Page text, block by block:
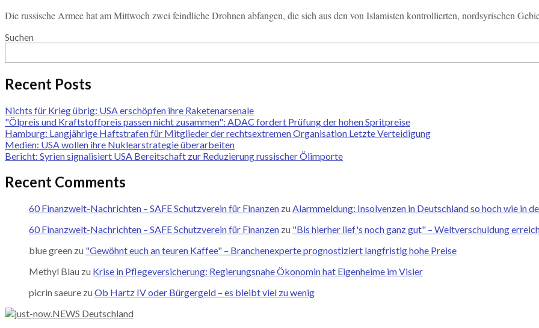
Die russische Armee hat am Mittwoch zwei feindliche Drohnen abfangen, die sich aus den von Islamisten kontrollierten, nordsyrischen
Suchen
Recent Posts
Nichts für Krieg übrig: USA erschöpfen ihre Raketenarsenale
"Ölpreis und Kraftstoffpreis passen nicht zusammen": ADAC fordert Prüfung der hohen Spritpreise
Hamburg: Langjährige Haftstrafen für Mitglieder der rechtsextremen Organisation Letzte Verteidigung
Medien: USA wollen ihre Nuklearstrategie überarbeiten
Bericht: Syrien signalisiert USA Bereitschaft zur Reduzierung russischer Ölimporte
Recent Comments
60 Finanzwelt-Nachrichten – SAFE Schutzverein für Finanzen zu Alarmmeldung: Insolvenzen in Deutschland so hoch wie in
60 Finanzwelt-Nachrichten – SAFE Schutzverein für Finanzen zu "Bis hierher lief's noch ganz gut" – Weltverschuldung
blue green zu "Gewöhnt euch an teuren Kaffee" – Branchenexperte prognostiziert langfristig hohe Preise
Methyl Blau zu Krise in Pflegeversicherung: Regierungsnahe Ökonomin hat Eigenheime im Visier
picrin saeure zu Ob Hartz IV oder Bürgergeld – es bleibt viel zu wenig